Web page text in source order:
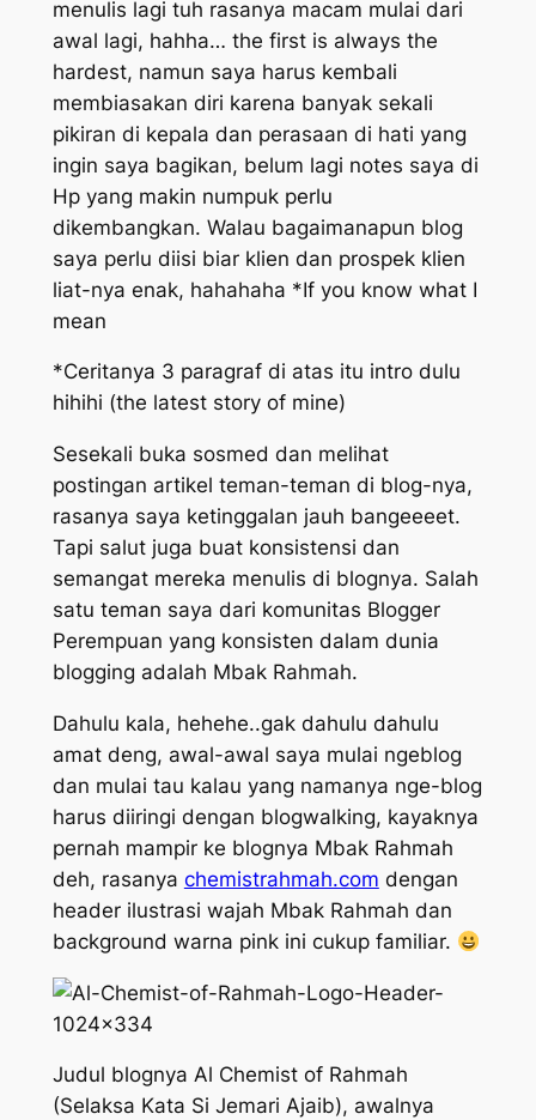
menulis lagi tuh rasanya macam mulai dari
awal lagi, hahha… the first is always the
hardest, namun saya harus kembali
membiasakan diri karena banyak sekali
pikiran di kepala dan perasaan di hati yang
ingin saya bagikan, belum lagi notes saya di
Hp yang makin numpuk perlu
dikembangkan. Walau bagaimanapun blog
saya perlu diisi biar klien dan prospek klien
liat-nya enak, hahahaha *If you know what I
mean
*Ceritanya 3 paragraf di atas itu intro dulu
hihihi (the latest story of mine)
Sesekali buka sosmed dan melihat
postingan artikel teman-teman di blog-nya,
rasanya saya ketinggalan jauh bangeeeet.
Tapi salut juga buat konsistensi dan
semangat mereka menulis di blognya. Salah
satu teman saya dari komunitas Blogger
Perempuan yang konsisten dalam dunia
blogging adalah Mbak Rahmah.
Dahulu kala, hehehe..gak dahulu dahulu
amat deng, awal-awal saya mulai ngeblog
dan mulai tau kalau yang namanya nge-blog
harus diiringi dengan blogwalking, kayaknya
pernah mampir ke blognya Mbak Rahmah
deh, rasanya chemistrahmah.com dengan
headerilustrasi wajah Mbak Rahmah dan
background warna pink ini cukup familiar.
Judul blognya Al Chemist of Rahmah
(Selaksa Kata Si Jemari Ajaib), awalnya